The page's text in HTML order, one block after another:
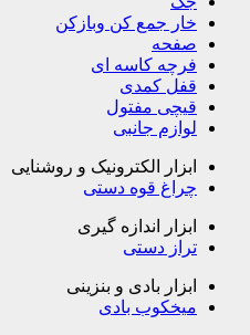
خار جمع کن وبازکن
صفحه
فرچه کاسه ای
قفل کمدی
قیچی مفتول
لوازم جانبی
ابزار الکترونیک و روشنایی
چراغ قوه دستی
ابزار اندازه گیری
تراز دستی
ابزار بادی و بنزینی
میخکوب بادی